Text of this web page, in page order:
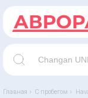
Главная › С пробегом ›